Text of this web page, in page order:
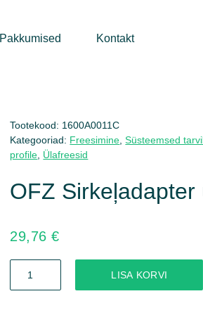
Pakkumised Kontakt
Tootekood: 1600A0011C
Kategooriad: Freesimine ,Süsteemsed
profile Ülafreesid
OFZ Sirkeļadapter
29,76 €
Sirkeļadapter
LISA KORVI